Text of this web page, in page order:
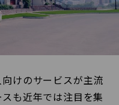
けのサービスが主流
も近年では注目を集